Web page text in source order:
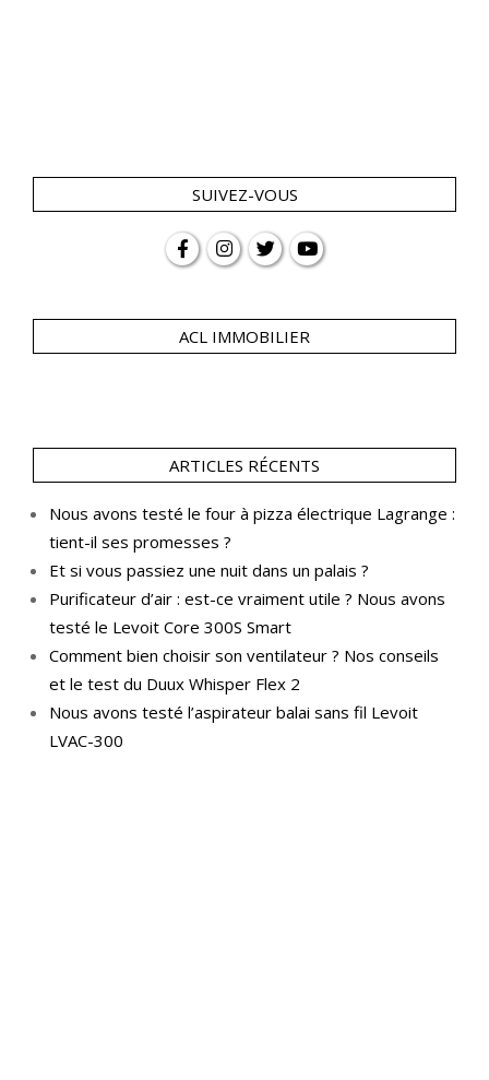
SUIVEZ-VOUS
ACL IMMOBILIER
ARTICLES RÉCENTS
Nous avons testé le four à pizza électrique Lagrange :
tient-il ses promesses ?
Et si vous passiez une nuit dans un palais ?
Purificateur d’air : est-ce vraiment utile ? Nous avons
testé le Levoit Core 300S Smart
Comment bien choisir son ventilateur ? Nos conseils
et le test du Duux Whisper Flex 2
Nous avons testé l’aspirateur balai sans fil Levoit
LVAC-300